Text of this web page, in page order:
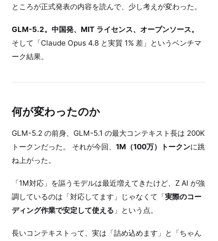
ところが正式発表の内容を読んで、少し考えが変わった。
GLM-5.2。中国発、MIT ライセンス、オープンソース。
そして「Claude Opus 4.8 と実質 1% 差」というベンチマ
ーク結果。
何が変わったのか
GLM-5.2 の前身、GLM-5.1 の最大コンテキスト長は 200K
トークンだった。 それが今回、 1M（100万）トークンに跳
ね上がった。
「1M対応」を謳うモデルは最近増えてきたけど、Z AI が強
調しているのは「対応してます」じゃなくて「実際のコー
ディング作業で安定して使える 」という点。
長いコンテキストって、実は「詰め込めます」と「ちゃん